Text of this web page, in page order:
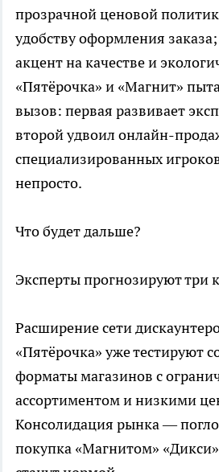
прозрачной ценовой
удобству оформления заказа;
акцент на качестве и
«Пятёрочка» и «Магнит»
вызов: первая развивает
второй удвоил онлайн-
специализированных
непросто.
Что будет дальше?
Эксперты прогнозируют три
Расширение сети
«Пятёрочка» уже тестируют
форматы магазинов с
ассортиментом и низкими
Консолидация рынка —
покупка «Магнитом»